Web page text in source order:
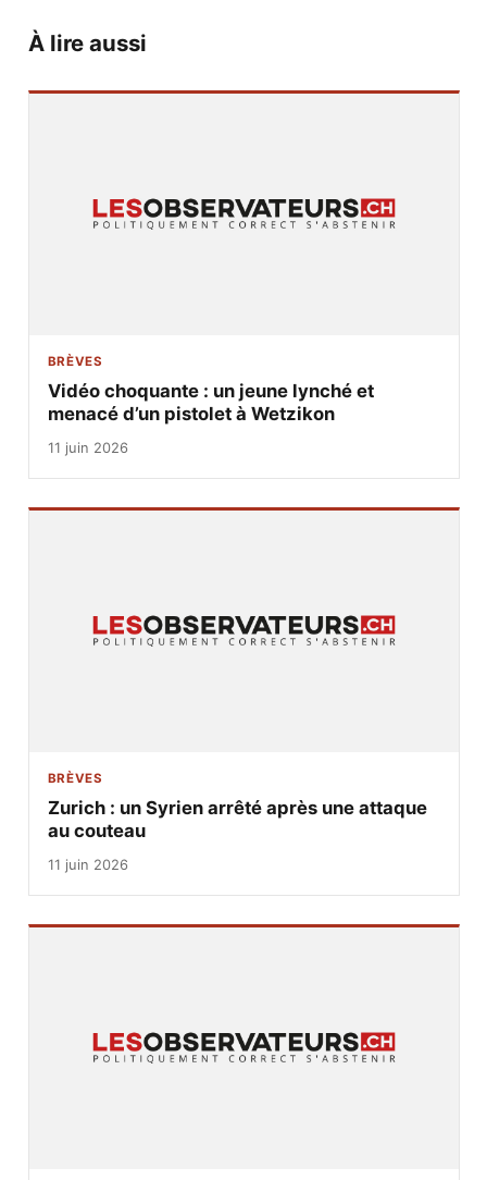
À lire aussi
BRÈVES
Vidéo choquante : un jeune lynché et
menacé d’un pistolet à Wetzikon
11 juin 2026
BRÈVES
Zurich : un Syrien arrêté après une attaque
au couteau
11 juin 2026